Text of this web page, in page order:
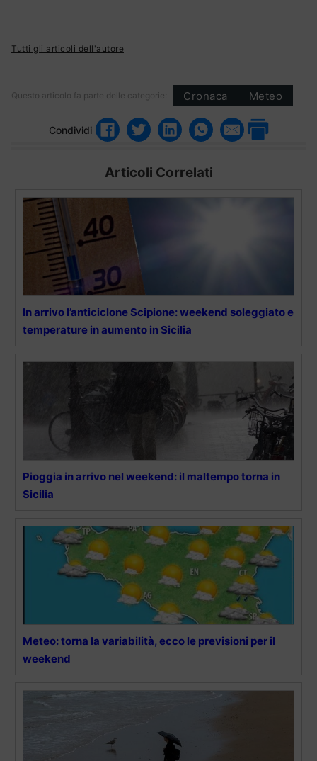
Tutti gli articoli dell'autore
Questo articolo fa parte delle categorie: Cronaca Meteo
Condividi
Articoli Correlati
In arrivo l’anticiclone Scipione: weekend soleggiato e
temperature in aumento in Sicilia
Pioggia in arrivo nel weekend: il maltempo torna in
Sicilia
Meteo: torna la variabilità, ecco le previsioni per il
weekend